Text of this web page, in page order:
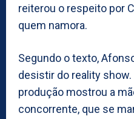
reiterou o respeito por
quem namora.
Segundo o texto,
desistir do reality
produção mostrou a
concorrente, que se